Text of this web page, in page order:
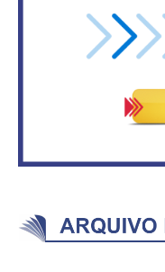
fazendo o dever de casa,
Bolsonaro sobre